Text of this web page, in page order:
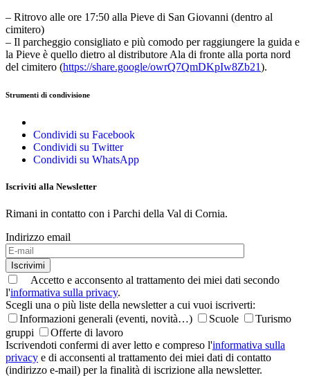
– Ritrovo alle ore 17:50 alla Pieve di San Giovanni (dentro al
cimitero)
– Il parcheggio consigliato e più comodo per raggiungere la guida e
la Pieve è quello dietro al distributore Ala di fronte alla porta nord
del cimitero (https://share.google/owrQ7QmDKpIw8Zb21).
Strumenti di condivisione
Condividi su Facebook
Condividi su Twitter
Condividi su WhatsApp
Iscriviti alla Newsletter
Rimani in contatto con i Parchi della Val di Cornia.
Indirizzo email
Iscrivimi
Accetto e acconsento al trattamento dei miei dati secondo
l'informativa sulla privacy.
Scegli una o più liste della newsletter a cui vuoi iscriverti:
Informazioni generali (eventi, novità…)
Scuole
Turismo
gruppi
Offerte di lavoro
Iscrivendoti confermi di aver letto e compreso l'informativa sulla
privacy e di acconsenti al trattamento dei miei dati di contatto
(indirizzo e-mail) per la finalità di iscrizione alla newsletter.